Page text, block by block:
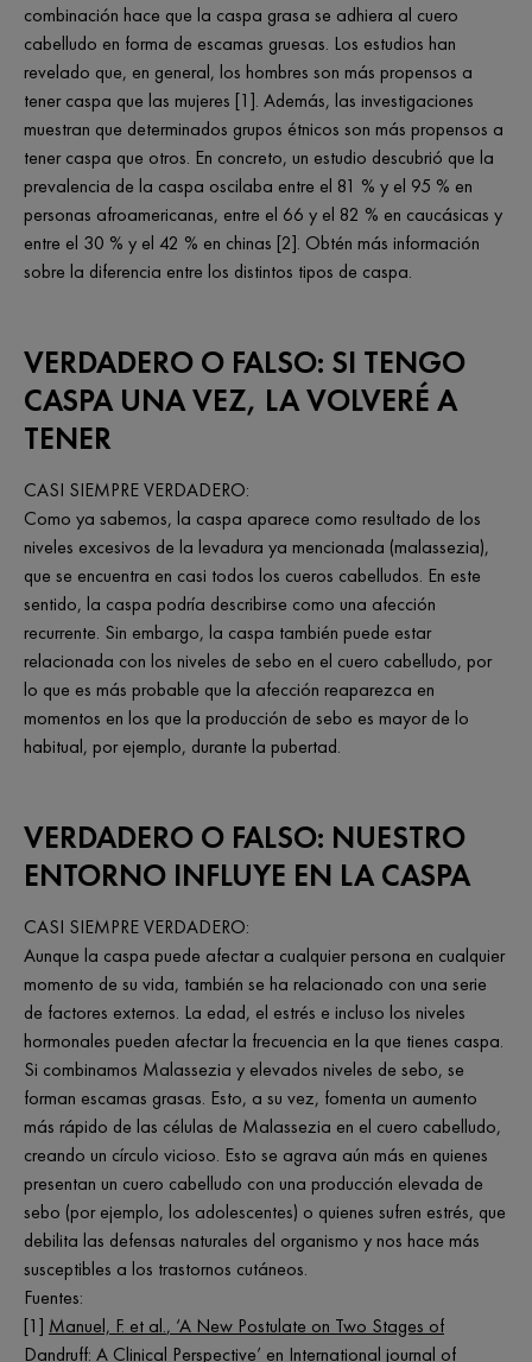
combinación hace que la caspa grasa se adhiera al cuero
cabelludo en forma de escamas gruesas. Los estudios han
revelado que, en general, los hombres son más propensos a
tener caspa que las mujeres [1]. Además, las investigaciones
muestran que determinados grupos étnicos son más propensos a
tener caspa que otros. En concreto, un estudio descubrió que la
prevalencia de la caspa oscilaba entre el 81 % y el 95 % en
personas afroamericanas, entre el 66 y el 82 % en caucásicas y
entre el 30 % y el 42 % en chinas [2]. Obtén más información
sobre la diferencia entre los distintos tipos de caspa.
VERDADERO O FALSO: SI TENGO
CASPA UNA VEZ, LA VOLVERÉ A
TENER
CASI SIEMPRE VERDADERO:
Como ya sabemos, la caspa aparece como resultado de los
niveles excesivos de la levadura ya mencionada (malassezia),
que se encuentra en casi todos los cueros cabelludos. En este
sentido, la caspa podría describirse como una afección
recurrente. Sin embargo, la caspa también puede estar
relacionada con los niveles de sebo en el cuero cabelludo, por
lo que es más probable que la afección reaparezca en
momentos en los que la producción de sebo es mayor de lo
habitual, por ejemplo, durante la pubertad.
VERDADERO O FALSO: NUESTRO
ENTORNO INFLUYE EN LA CASPA
CASI SIEMPRE VERDADERO:
Aunque la caspa puede afectar a cualquier persona en cualquier
momento de su vida, también se ha relacionado con una serie
de factores externos. La edad, el estrés e incluso los niveles
hormonales pueden afectar la frecuencia en la que tienes caspa.
Si combinamos Malassezia y elevados niveles de sebo, se
forman escamas grasas. Esto, a su vez, fomenta un aumento
más rápido de las células de Malassezia en el cuero cabelludo,
creando un círculo vicioso. Esto se agrava aún más en quienes
presentan un cuero cabelludo con una producción elevada de
sebo (por ejemplo, los adolescentes) o quienes sufren estrés, que
debilita las defensas naturales del organismo y nos hace más
susceptibles a los trastornos cutáneos.
Fuentes:
[1] Manuel, F. et al., ‘A New Postulate on Two Stages of
Dandruff: A Clinical Perspective’ en International journal of